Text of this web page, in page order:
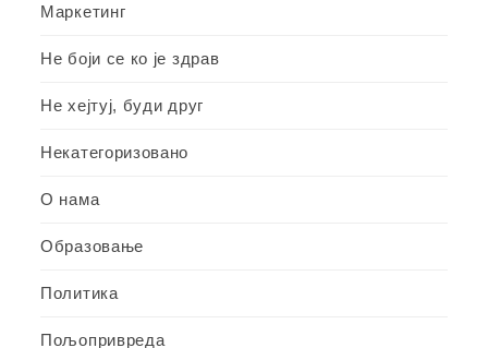
Маркетинг
Не боји се ко је здрав
Не хејтуј, буди друг
Некатегоризовано
О нама
Образовање
Политика
Пољопривреда